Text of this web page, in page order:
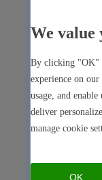
Die
Avira Internet
Avira
Die 3-in-1-
We
By clicking "OK"
experience on
usage, and
deliver
manage cookie
OK